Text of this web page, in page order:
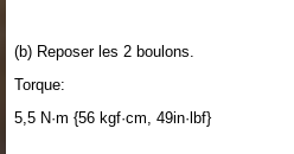
(b) Reposer les 2 boulons.
Torque:
5,5 N·m {56 kgf·cm, 49in·lbf}